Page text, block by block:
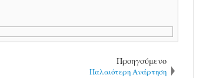
Προηγούμενο
Παλαιότερη Ανάρτηση